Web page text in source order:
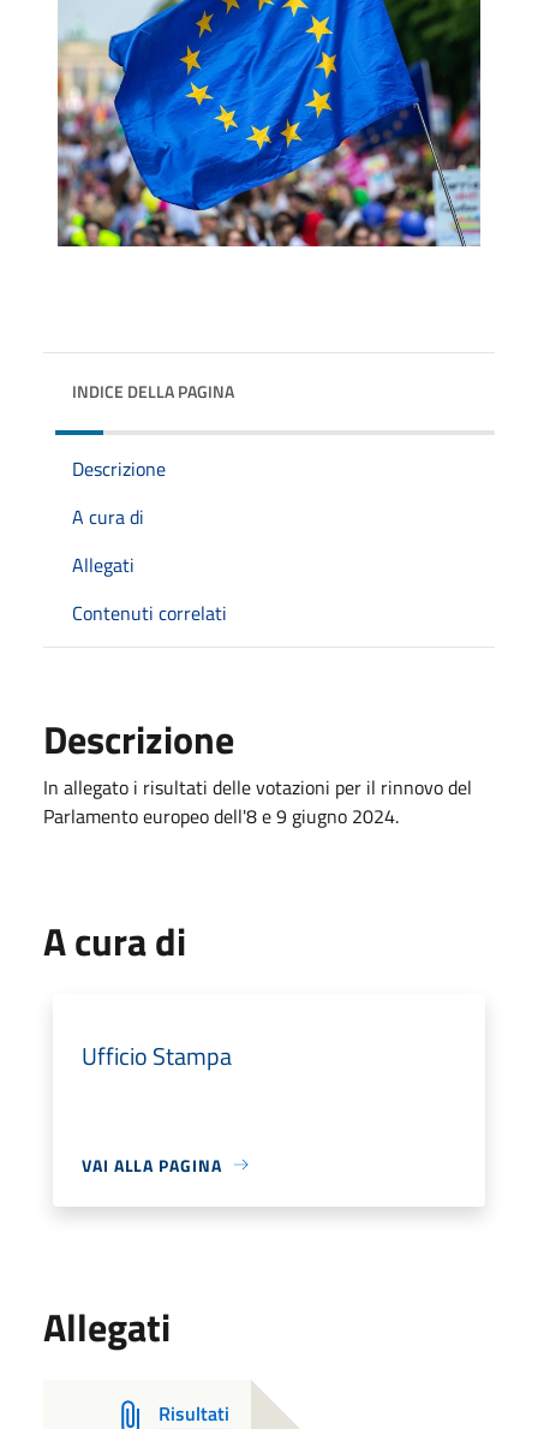
INDICE DELLA PAGINA
Descrizione
A cura di
Allegati
Contenuti correlati
Descrizione
In allegato i risultati delle votazioni per il rinnovo del
Parlamento europeo dell'8 e 9 giugno 2024.
A cura di
Ufficio Stampa
VAI ALLA PAGINA
Allegati
Risultati